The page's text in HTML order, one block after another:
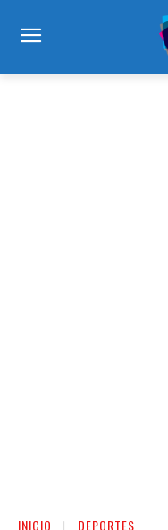
INICIO DEPORTES